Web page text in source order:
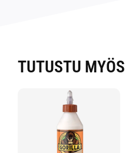
TUTUSTU MYÖS